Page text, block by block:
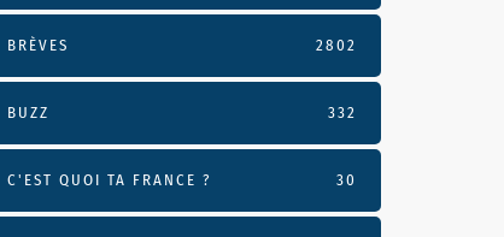
BRÈVES 2802
BUZZ 332
C'EST QUOI TA FRANCE ? 30